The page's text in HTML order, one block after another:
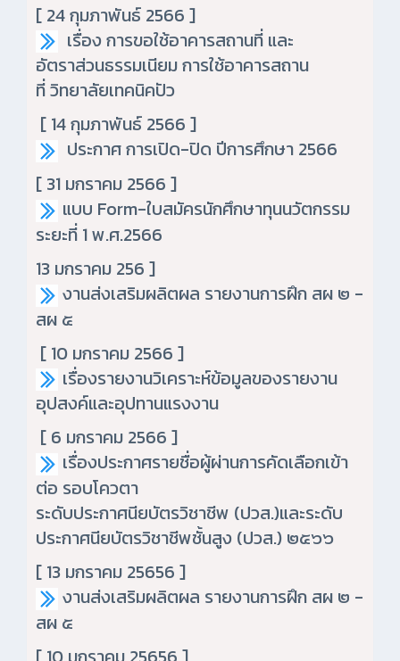
[ 24 กุมภาพันธ์ 2566 ]
เรื่อง การขอใช้อาคารสถานที่ และ
อัตราส่วนธรรมเนียม การใช้อาคารสถาน
ที่ วิทยาลัยเทคนิคปัว
[ 14 กุมภาพันธ์ 2566 ]
ประกาศ การเปิด-ปิด ปีการศึกษา 2566
[ 31 มกราคม 2566 ]
แบบ Form-ใบสมัครนักศึกษาทุนนวัตกรรม
ระยะที่ 1 พ.ศ.2566
13 มกราคม 256 ]
งานส่งเสริมผลิตผล รายงานการฝึก สผ ๒ -
สผ ๕
[ 10 มกราคม 2566 ]
เรื่องรายงานวิเคราะห์ข้อมูลของรายงาน
อุปสงค์และอุปทานแรงงาน
[ 6 มกราคม 2566 ]
เรื่องประกาศรายชื่อผู้ผ่านการคัดเลือกเข้า
ต่อ รอบโควตา
ระดับประกาศนียบัตรวิชาชีพ (ปวส.)และระดับ
ประกาศนียบัตรวิชาชีพชั้นสูง (ปวส.) ๒๕๖๖
[ 13 มกราคม 25656 ]
งานส่งเสริมผลิตผล รายงานการฝึก สผ ๒ -
สผ ๕